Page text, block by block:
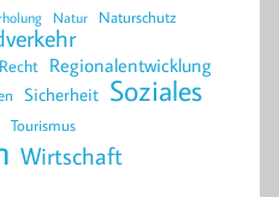
Natur Naturschutz
Recht Regionalentwicklung
Sicherheit Soziales
Tourismus
Wirtschaft